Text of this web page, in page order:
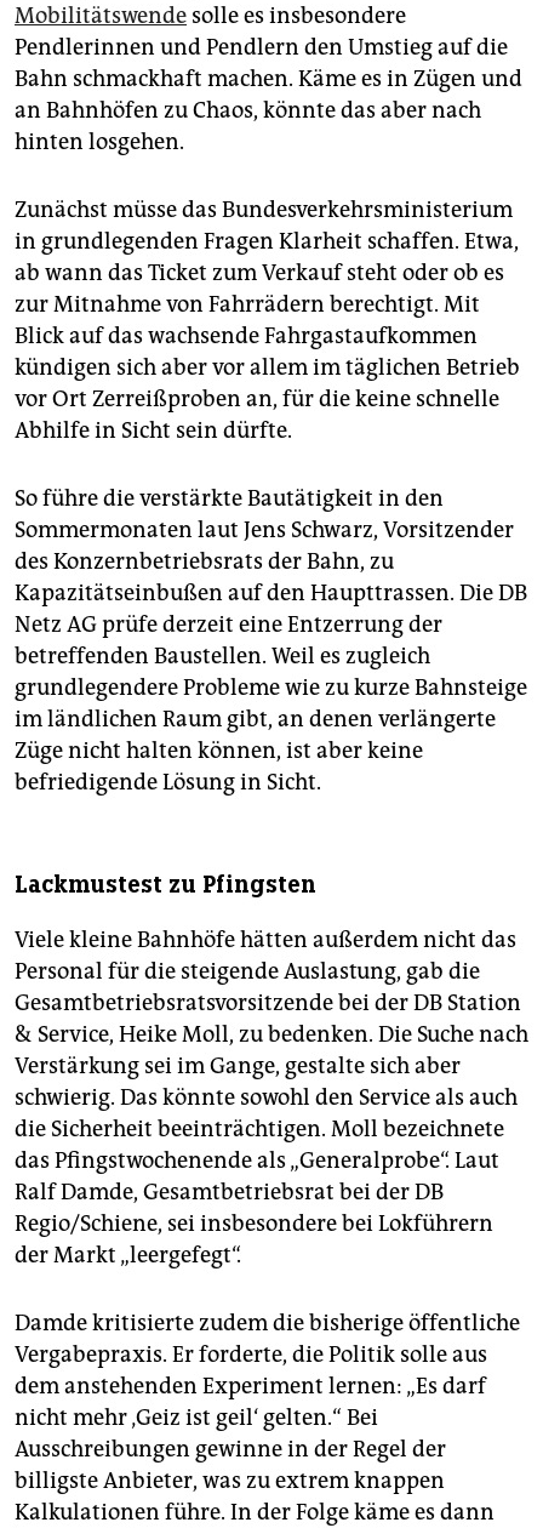
Mobilitätswende solle es insbesondere
Pendlerinnen und Pendlern den Umstieg auf die
Bahn schmackhaft machen. Käme es in Zügen und
an Bahnhöfen zu Chaos, könnte das aber nach
hinten losgehen.
Zunächst müsse das Bundesverkehrsministerium
in grundlegenden Fragen Klarheit schaffen. Etwa,
ab wann das Ticket zum Verkauf steht oder ob es
zur Mitnahme von Fahrrädern berechtigt. Mit
Blick auf das wachsende Fahrgastaufkommen
kündigen sich aber vor allem im täglichen Betrieb
vor Ort Zerreißproben an, für die keine schnelle
Abhilfe in Sicht sein dürfte.
So führe die verstärkte Bautätigkeit in den
Sommermonaten laut Jens Schwarz, Vorsitzender
des Konzernbetriebsrats der Bahn, zu
Kapazitätseinbußen auf den Haupttrassen. Die DB
Netz AG prüfe derzeit eine Entzerrung der
betreffenden Baustellen. Weil es zugleich
grundlegendere Probleme wie zu kurze Bahnsteige
im ländlichen Raum gibt, an denen verlängerte
Züge nicht halten können, ist aber keine
befriedigende Lösung in Sicht.
Lackmustest zu Pfingsten
Viele kleine Bahnhöfe hätten außerdem nicht das
Personal für die steigende Auslastung, gab die
Gesamtbetriebsratsvorsitzende bei der DB Station
& Service, Heike Moll, zu bedenken. Die Suche nach
Verstärkung sei im Gange, gestalte sich aber
schwierig. Das könnte sowohl den Service als auch
die Sicherheit beeinträchtigen. Moll bezeichnete
das Pfingstwochenende als „Generalprobe“. Laut
Ralf Damde, Gesamtbetriebsrat bei der DB
Regio/Schiene, sei insbesondere bei Lokführern
der Markt „leergefegt“.
Damde kritisierte zudem die bisherige öffentliche
Vergabepraxis. Er forderte, die Politik solle aus
dem anstehenden Experiment lernen: „Es darf
nicht mehr ‚Geiz ist geil‘ gelten.“ Bei
Ausschreibungen gewinne in der Regel der
billigste Anbieter, was zu extrem knappen
Kalkulationen führe. In der Folge käme es dann